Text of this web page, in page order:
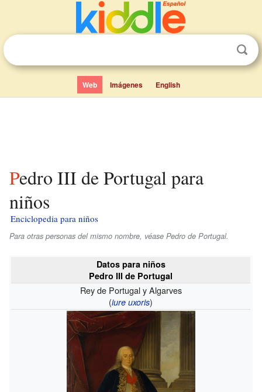
Web Imágenes English
Pedro III de Portugal para
niños
Enciclopedia para niños
Para otras personas del mismo nombre, véase Pedro de Portugal.
Datos para niños
Pedro III de Portugal
Rey de Portugal y Algarves
(iure uxoris)